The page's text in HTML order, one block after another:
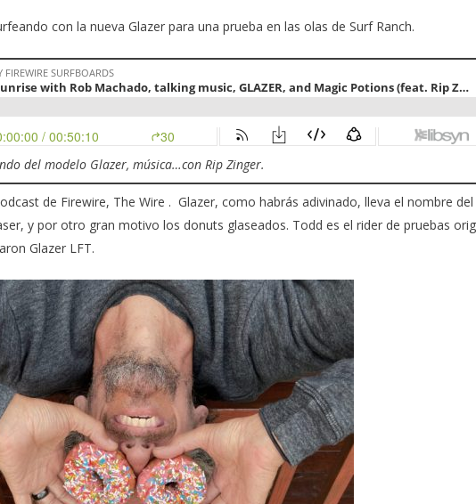
con la nueva Glazer para una prueba en las olas de Surf Ranch.
del modelo Glazer, música…con Rip Zinger.
de Firewire, The Wire . Glazer, como habrás adivinado, lleva el nombre del
, y por otro gran motivo los donuts glaseados. Todd es el rider de pruebas
Glazer LFT.